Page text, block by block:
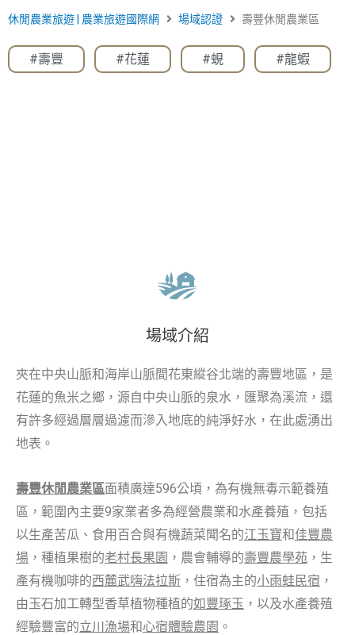
休閒農業旅遊 | 農業旅遊國際網 場域認證 壽豐休閒農業區
#壽豐 #花蓮 #蜆 #龍蝦
場域介紹
夾在中央山脈和海岸山脈間花東縱谷北端的壽豐地區，是
花蓮的魚米之鄉，源自中央山脈的泉水，匯聚為溪流，還
有許多經過層層過濾而滲入地底的純淨好水，在此處湧出
地表。
壽豐休閒農業區面積廣達596公頃，為有機無毒示範養殖
區，範圍內主要9家業者多為經營農業和水產養殖，包括
以生產苦瓜、食用百合與有機蔬菜聞名的江玉寶和佳豐農
場 ，種植果樹的老村長果園 ，農會輔導的壽豐農學苑 ，生
產有機咖啡的西麓武嗨法拉斯 ，住宿為主的小雨蛙民宿 ，
由玉石加工轉型香草植物種植的如豐琢玉 ，以及水產養殖
經驗豐富的立川漁場和心宿體驗農園 。